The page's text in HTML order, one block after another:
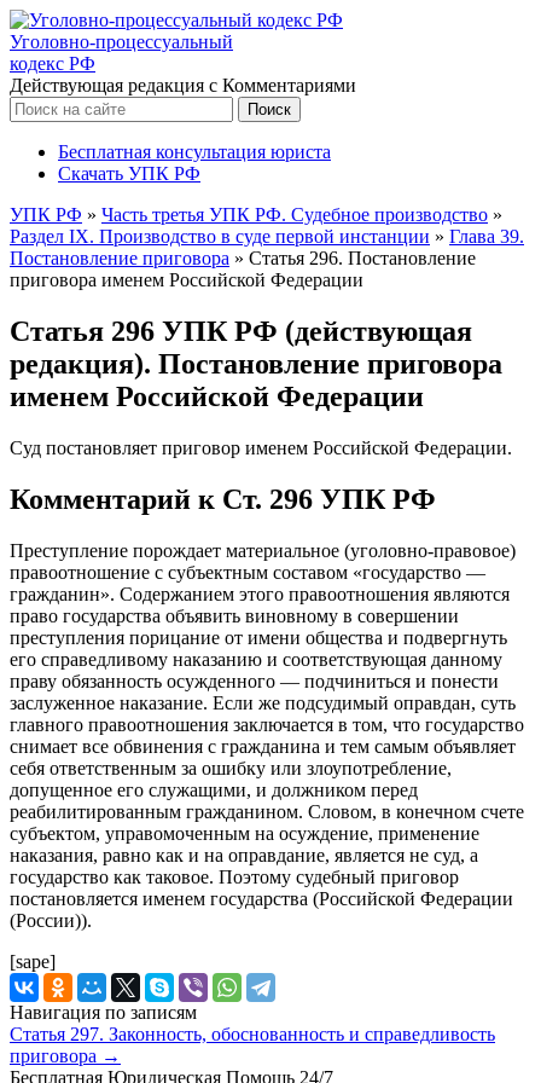
Уголовно-процессуальный
кодекс РФ
Действующая редакция с Комментариями
Бесплатная консультация юриста
Скачать УПК РФ
УПК РФ » Часть третья УПК РФ. Судебное производство »
Раздел IX. Производство в суде первой инстанции » Глава 39.
Постановление приговора » Статья 296. Постановление
приговора именем Российской Федерации
Статья 296 УПК РФ (действующая
редакция). Постановление приговора
именем Российской Федерации
Суд постановляет приговор именем Российской Федерации.
Комментарий к Ст. 296 УПК РФ
Преступление порождает материальное (уголовно-правовое)
правоотношение с субъектным составом «государство —
гражданин». Содержанием этого правоотношения являются
право государства объявить виновному в совершении
преступления порицание от имени общества и подвергнуть
его справедливому наказанию и соответствующая данному
праву обязанность осужденного — подчиниться и понести
заслуженное наказание. Если же подсудимый оправдан, суть
главного правоотношения заключается в том, что государство
снимает все обвинения с гражданина и тем самым объявляет
себя ответственным за ошибку или злоупотребление,
допущенное его служащими, и должником перед
реабилитированным гражданином. Словом, в конечном счете
субъектом, управомоченным на осуждение, применение
наказания, равно как и на оправдание, является не суд, а
государство как таковое. Поэтому судебный приговор
постановляется именем государства (Российской Федерации
(России)).
[sape]
Навигация по записям
Статья 297. Законность, обоснованность и справедливость
приговора →
Бесплатная Юридическая Помощь 24/7